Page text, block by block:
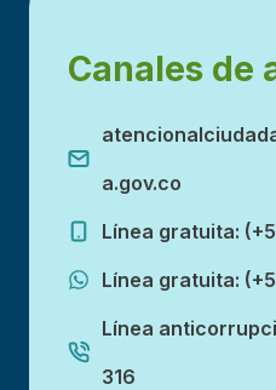
Canales de
a.gov.co
Línea gratuita:
Línea gratuita:
Línea
316